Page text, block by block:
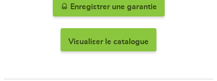
Enregistrer une garantie
Visualiser le catalogue